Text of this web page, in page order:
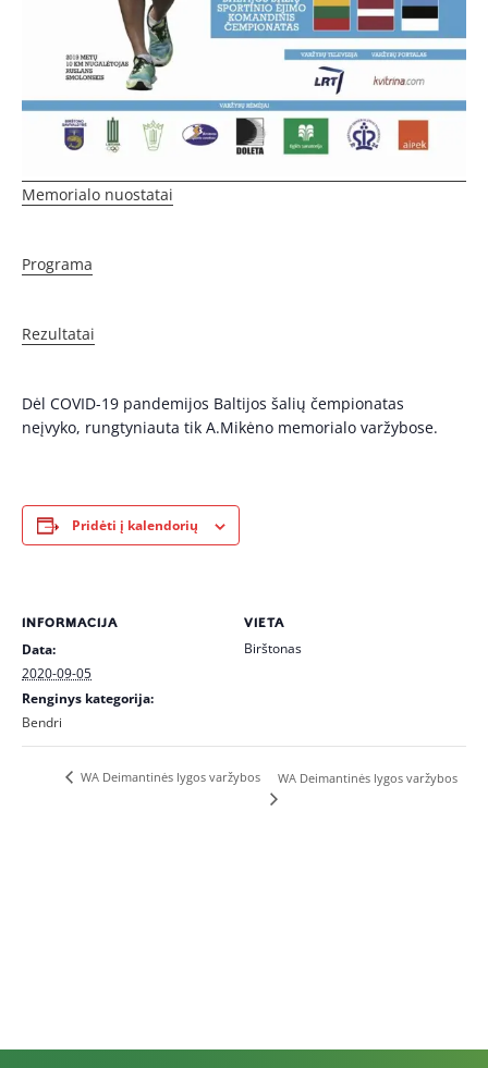
Memorialo nuostatai
Programa
Rezultatai
Dėl COVID-19 pandemijos Baltijos šalių čempionatas
neįvyko, rungtyniauta tik A.Mikėno memorialo varžybose.
Pridėti į kalendorių
INFORMACIJA
Data:
2020-09-05
Renginys kategorija:
Bendri
VIETA
Birštonas
WA Deimantinės lygos varžybos WA Deimantinės lygos varžybos